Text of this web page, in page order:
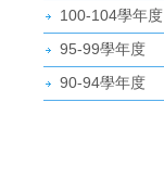
100-104學年度
95-99學年度
90-94學年度